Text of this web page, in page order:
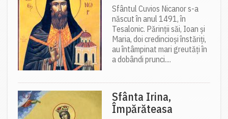
Sfântul Cuvios Nicanor s-a
născut în anul 1491, în
Tesalonic. Părinții săi, Ioan și
Maria, doi credincioși înstăriți,
au întâmpinat mari greutăți în
a dobândi prunci....
Sfânta Irina,
Împărăteasa